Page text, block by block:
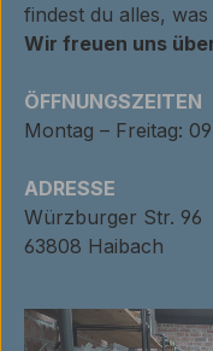
findest du alles,
Wir freuen uns
ÖFFNUNGSZEITEN
Montag – Freitag:
ADRESSE
Würzburger Str. 96
63808 Haibach